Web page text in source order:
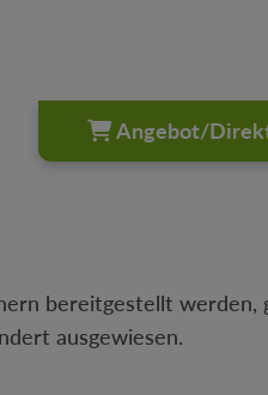
den gewünschten
Angebot/
bereitgestellt werden,
ausgewiesen.